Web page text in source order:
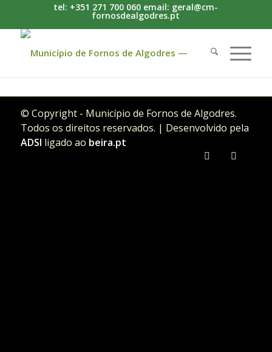
tel: +351 271 700 060 email: geral@cm-
fornosdealgodres.pt
© Copyright - Município de Fornos de Algodres.
Todos os direitos reservados. | Desenvolvido pela
ADSI ligado ao beira.pt